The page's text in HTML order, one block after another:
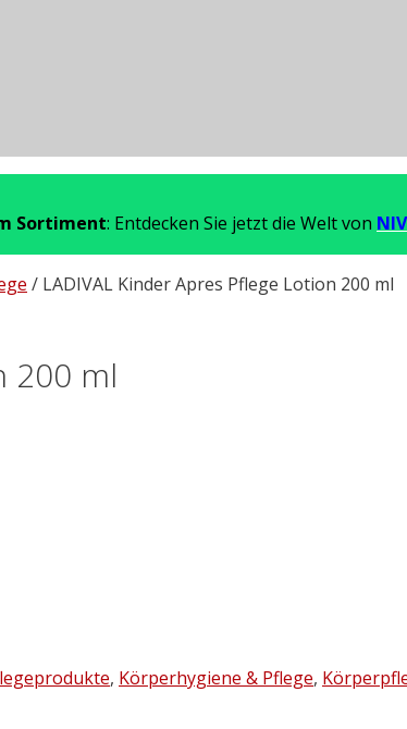
Sortiment: Entdecken Sie jetzt die Welt von
/ LADIVAL Kinder Apres Pflege Lotion 200 ml
200 ml
, Körperhygiene & Pflege,